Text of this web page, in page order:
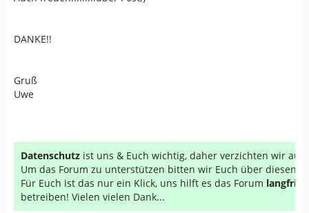
DANKE!!
Gruß
Uwe
Datenschutz ist uns & Euch wichtig, daher verzichten wir auf
Um das Forum zu unterstützen bitten wir Euch über diesen
Für Euch ist das nur ein Klick, uns hilft es das Forum
betreiben! Vielen vielen Dank...